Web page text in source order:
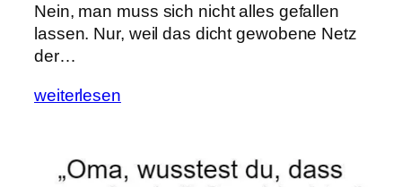
Nein, man muss sich nicht alles gefallen
lassen. Nur, weil das dicht gewobene Netz
der…
weiterlesen